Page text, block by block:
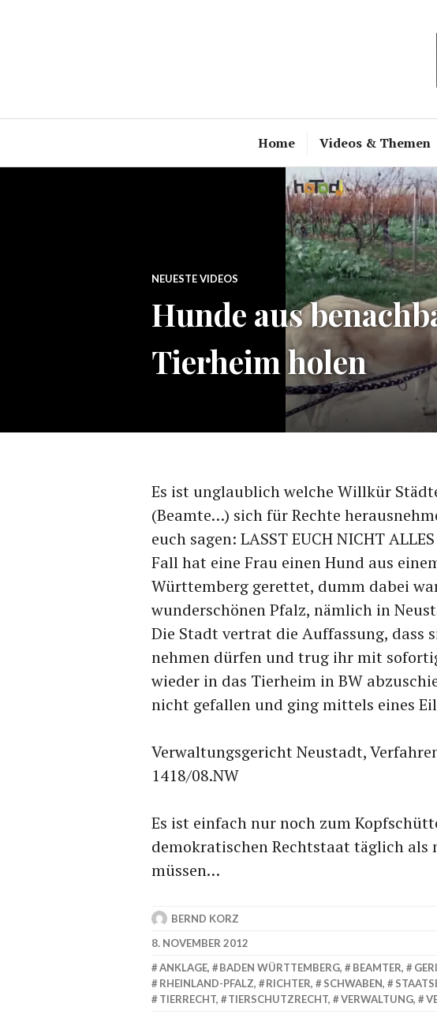
Home Videos & Themen
NEUESTE VIDEOS
Hunde aus
Tierheim holen
Es ist unglaublich welche Willkür
(Beamte…) sich für Rechte
euch sagen: LASST EUCH NICHT
Fall hat eine Frau einen Hund aus
Württemberg gerettet, dumm dabei
wunderschönen Pfalz, nämlich in
Die Stadt vertrat die Auffassung, dass
nehmen dürfen und trug ihr mit
wieder in das Tierheim in BW
nicht gefallen und ging mittels eines
Verwaltungsgericht Neustadt,
1418/08.NW
Es ist einfach nur noch zum
demokratischen Rechtstaat täglich als
müssen…
BERND KORZ
8. NOVEMBER 2012
ANKLAGE, BADEN WÜRTTEMBERG, BEAMTER,
RHEINLAND-PFALZ, RICHTER, SCHWABEN,
TIERRECHT, TIERSCHUTZRECHT, VERWALTUNG,